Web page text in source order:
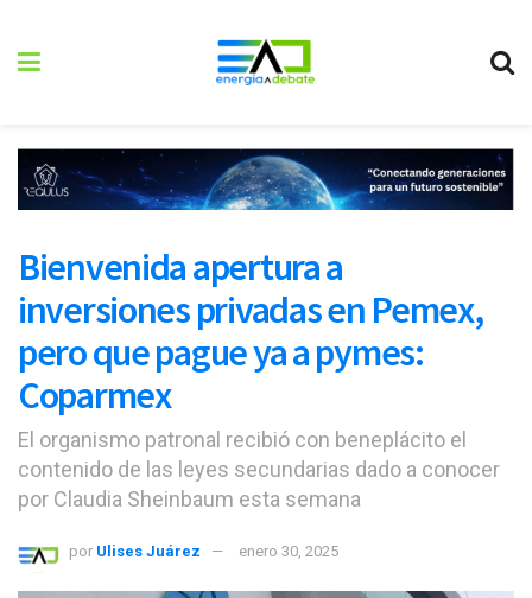
Bienvenida apertura a
inversiones privadas en Pemex,
pero que pague ya a pymes:
Coparmex
El organismo patronal recibió con beneplácito el
contenido de las leyes secundarias dado a conocer
por Claudia Sheinbaum esta semana
por Ulises Juárez enero 30, 2025